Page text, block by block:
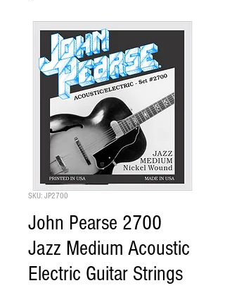
SKU: JP2700
John Pearse 2700
Jazz Medium Acoustic
Electric Guitar Strings